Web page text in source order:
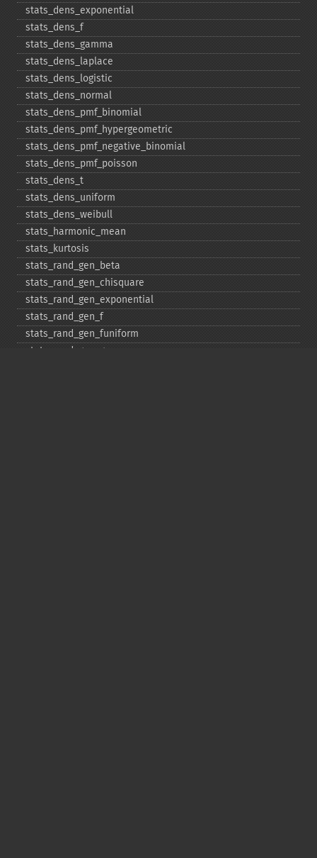
stats_​dens_​exponential
stats_​dens_​f
stats_​dens_​gamma
stats_​dens_​laplace
stats_​dens_​logistic
stats_​dens_​normal
stats_​dens_​pmf_​binomial
stats_​dens_​pmf_​hypergeometric
stats_​dens_​pmf_​negative_​binomial
stats_​dens_​pmf_​poisson
stats_​dens_​t
stats_​dens_​uniform
stats_​dens_​weibull
stats_​harmonic_​mean
stats_​kurtosis
stats_​rand_​gen_​beta
stats_​rand_​gen_​chisquare
stats_​rand_​gen_​exponential
stats_​rand_​gen_​f
stats_​rand_​gen_​funiform
stats_​rand_​gen_​gamma